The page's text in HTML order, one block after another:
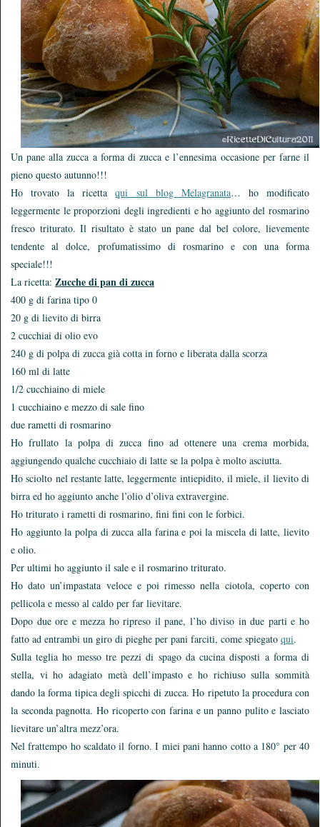
Un pane alla zucca a forma di zucca e l’ennesima occasione per farne il
pieno questo autunno!!!
Ho trovato la ricettaqui sul blog Melagranata… ho modificato
leggermente le proporzioni degli ingredienti e ho aggiunto del rosmarino
fresco triturato. Il risultato è stato un pane dal bel colore, lievemente
tendente al dolce, profumatissimo di rosmarino e con una forma
speciale!!!
La ricetta: Zucche di pan di zucca
400 g di farina tipo 0
20 g di lievito di birra
2 cucchiai di olio evo
240 g di polpa di zucca già cotta in forno e liberata dalla scorza
160 ml di latte
1/2 cucchiaino di miele
1 cucchiaino e mezzo di sale fino
due rametti di rosmarino
Ho frullato la polpa di zucca fino ad ottenere una crema morbida,
aggiungendo qualche cucchiaio di latte se la polpa è molto asciutta.
Ho sciolto nel restante latte, leggermente intiepidito, il miele, il lievito di
birra ed ho aggiunto anche l’olio d’oliva extravergine.
Ho triturato i rametti di rosmarino, fini fini con le forbici.
Ho aggiunto la polpa di zucca alla farina e poi la miscela di latte, lievito
e olio.
Per ultimi ho aggiunto il sale e il rosmarino triturato.
Ho dato un’impastata veloce e poi rimesso nella ciotola, coperto con
pellicola e messo al caldo per far lievitare.
Dopo due ore e mezza ho ripreso il pane, l’ho diviso in due parti e ho
fatto ad entrambi un giro di pieghe per pani farciti, come spiegato qui.
Sulla teglia ho messo tre pezzi di spago da cucina disposti a forma di
stella, vi ho adagiato metà dell’impasto e ho richiuso sulla sommità
dando la forma tipica degli spicchi di zucca. Ho ripetuto la procedura con
la seconda pagnotta. Ho ricoperto con farina e un panno pulito e lasciato
lievitare un’altra mezz’ora.
Nel frattempo ho scaldato il forno. I miei pani hanno cotto a 180° per 40
minuti.